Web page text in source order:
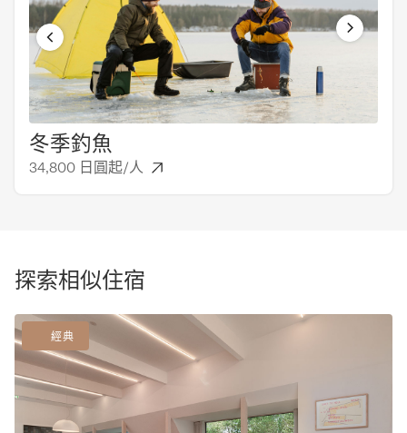
冬季釣魚
34,800 日圓起/人
探索相似住宿
經典